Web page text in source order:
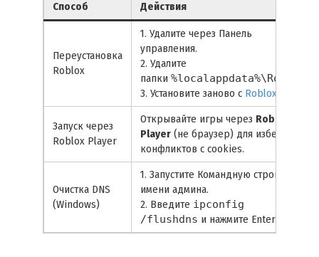
Способ Действия
Переустановка
Roblox
1. Удалите через Панель
управления.
2. Удалите
папки %localappdata%\Roblox
3. Установите заново с Roblox.com
Запуск через
Roblox Player
Открывайте игры через Roblox
Player (не браузер) для избежания
конфликтов с cookies.
Очистка DNS
(Windows)
1. Запустите Командную строку от
имени админа.
2. Введите ipconfig
/flushdns и нажмите Enter.